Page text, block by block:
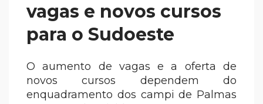
vagas e novos cursos
para o Sudoeste
O aumento de vagas e a oferta de
novos cursos dependem do
enquadramento dos campi de Palmas